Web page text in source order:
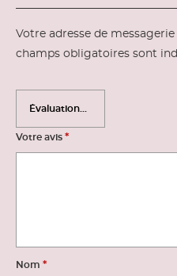
Votre adresse de
champs obligatoires sont
Votre avis *
Nom *